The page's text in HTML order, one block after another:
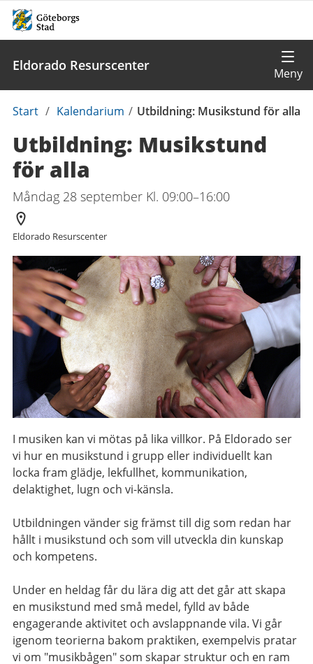
Eldorado Resurscenter
Du
här:
Start / Kalendarium / Utbildning: Musikstund för alla
Utbildning: Musikstund
för alla
Måndag 28 september Kl. 09:00–16:00
Arrangör
Eldorado Resurscenter
I musiken kan vi mötas på lika villkor. På Eldorado ser
vi hur en musikstund i grupp eller individuellt kan
locka fram glädje, lekfullhet, kommunikation,
delaktighet, lugn och vi-känsla.
Utbildningen vänder sig främst till dig som redan har
hållt i musikstund och som vill utveckla din kunskap
och kompetens.
Under en heldag får du lära dig att det går att skapa
en musikstund med små medel, fylld av både
engagerande aktivitet och avslappnande vila. Vi går
igenom teorierna bakom praktiken, exempelvis pratar
vi om "musikbågen" som skapar struktur och en ram